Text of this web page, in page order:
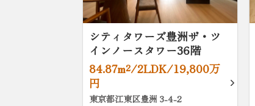
シティタワーズ豊洲ザ・ツ
インノースタワー36階
84.87m²/2LDK/19,800万
円
東京都江東区豊洲 3-4-2